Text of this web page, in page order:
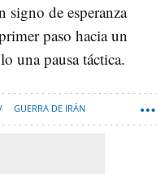
de esperanza
paso hacia un
una pausa táctica.
GUERRA DE IRÁN